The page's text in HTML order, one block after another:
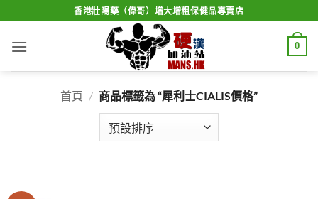
to
content
香港壯陽藥（偉哥）增大增粗保健品專賣店
0
首頁 / 商品標籤為 “犀利士CIALIS價格”